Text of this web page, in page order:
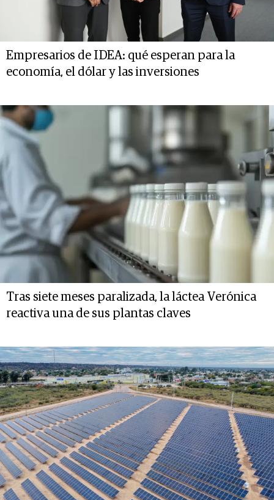
Empresarios de IDEA: qué esperan para la
economía, el dólar y las inversiones
Tras siete meses paralizada, la láctea Verónica
reactiva una de sus plantas claves